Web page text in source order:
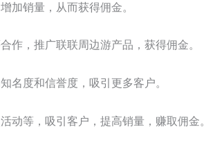
加销量，从而获得佣金。
作，推广联联周边游产品，获得佣金。
名度和信誉度，吸引更多客户。
动等，吸引客户，提高销量，赚取佣金。